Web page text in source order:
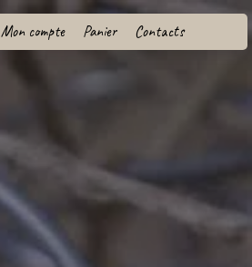
Mon compte Panier Contacts